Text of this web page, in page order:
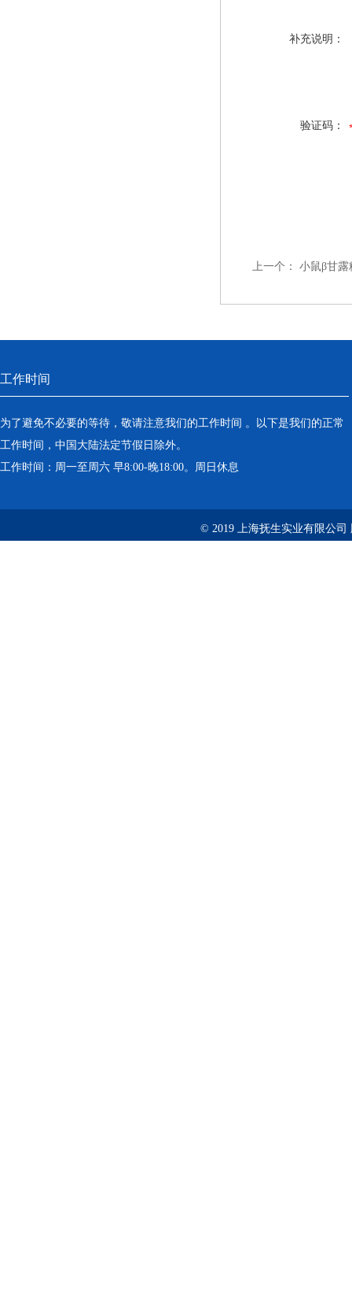
补充说明：
验证码：
上一个： 小鼠β甘露
工作时间
为了避免不必要的等待，敬请注意我们的工作时间 。以下是我们的正常
工作时间，中国大陆法定节假日除外。
工作时间：周一至周六 早8:00-晚18:00。周日休息
© 2019 上海抚生实业有限公司